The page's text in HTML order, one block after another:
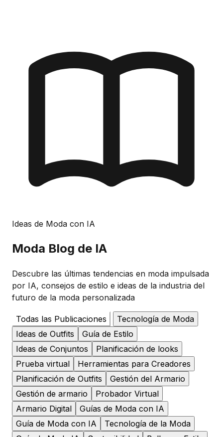
Ideas de Moda con IA
Moda Blog de IA
Descubre las últimas tendencias en moda impulsada
por IA, consejos de estilo e ideas de la industria del
futuro de la moda personalizada
Todas las Publicaciones
Tecnología de Moda
Ideas de Outfits
Guía de Estilo
Ideas de Conjuntos
Planificación de looks
Prueba virtual
Herramientas para Creadores
Planificación de Outfits
Gestión del Armario
Gestión de armario
Probador Virtual
Armario Digital
Guías de Moda con IA
Guía de Moda con IA
Tecnología de la Moda